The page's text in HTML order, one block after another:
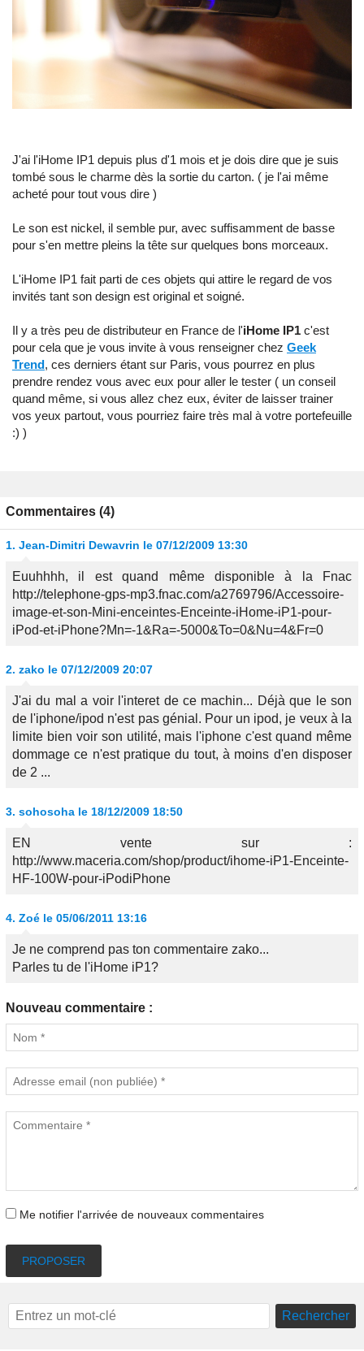
J'ai l'iHome IP1 depuis plus d'1 mois et je dois dire que je suis
tombé sous le charme dès la sortie du carton. ( je l'ai même
acheté pour tout vous dire )
Le son est nickel, il semble pur, avec suffisamment de basse
pour s'en mettre pleins la tête sur quelques bons morceaux.
L'iHome IP1 fait parti de ces objets qui attire le regard de vos
invités tant son design est original et soigné.
Il y a très peu de distributeur en France de l'iHome IP1 c'est
pour cela que je vous invite à vous renseigner chez Geek
Trend, ces derniers étant sur Paris, vous pourrez en plus
prendre rendez vous avec eux pour aller le tester ( un conseil
quand même, si vous allez chez eux, éviter de laisser trainer
vos yeux partout, vous pourriez faire très mal à votre portefeuille
:) )
Commentaires (4)
1. Jean-Dimitri Dewavrin le 07/12/2009 13:30
Euuhhhh, il est quand même disponible à la Fnac
http://telephone-gps-mp3.fnac.com/a2769796/Accessoire-
image-et-son-Mini-enceintes-Enceinte-iHome-iP1-pour-
iPod-et-iPhone?Mn=-1&Ra=-5000&To=0&Nu=4&Fr=0
2. zako le 07/12/2009 20:07
J'ai du mal a voir l'interet de ce machin... Déjà que le son
de l'iphone/ipod n'est pas génial. Pour un ipod, je veux à la
limite bien voir son utilité, mais l'iphone c'est quand même
dommage ce n'est pratique du tout, à moins d'en disposer
de 2 ...
3. sohosoha le 18/12/2009 18:50
EN vente sur :
http://www.maceria.com/shop/product/ihome-iP1-Enceinte-
HF-100W-pour-iPodiPhone
4. Zoé le 05/06/2011 13:16
Je ne comprend pas ton commentaire zako...
Parles tu de l'iHome iP1?
Nouveau commentaire :
Me notifier l'arrivée de nouveaux commentaires
PROPOSER
Rechercher